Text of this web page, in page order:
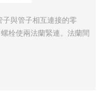
與管子相互連接的零
栓使兩法蘭緊連。法蘭間
，法蘭主要用于管道的
，各安裝一片法蘭盤，